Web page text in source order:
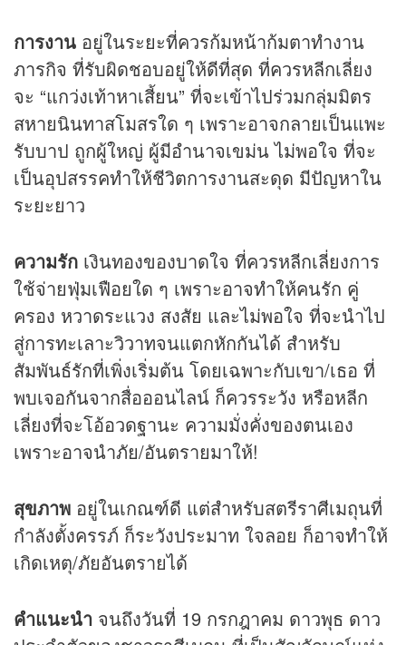
การงาน อยู่ในระยะที่ควรก้มหน้าก้มตาทำงาน
ภารกิจ ที่รับผิดชอบอยู่ให้ดีที่สุด ที่ควรหลีกเลี่ยง
จะ “แกว่งเท้าหาเสี้ยน” ที่จะเข้าไปร่วมกลุ่มมิตร
สหายนินทาสโมสรใด ๆ เพราะอาจกลายเป็นแพะ
รับบาป ถูกผู้ใหญ่ ผู้มีอำนาจเขม่น ไม่พอใจ ที่จะ
เป็นอุปสรรคทำให้ชีวิตการงานสะดุด มีปัญหาใน
ระยะยาว
ความรัก เงินทองของบาดใจ ที่ควรหลีกเลี่ยงการ
ใช้จ่ายฟุ่มเฟือยใด ๆ เพราะอาจทำให้คนรัก คู่
ครอง หวาดระแวง สงสัย และไม่พอใจ ที่จะนำไป
สู่การทะเลาะวิวาทจนแตกหักกันได้ สำหรับ
สัมพันธ์รักที่เพิ่งเริ่มต้น โดยเฉพาะกับเขา/เธอ ที่
พบเจอกันจากสื่อออนไลน์ ก็ควรระวัง หรือหลีก
เลี่ยงที่จะโอ้อวดฐานะ ความมั่งคั่งของตนเอง
เพราะอาจนำภัย/อันตรายมาให้!
สุขภาพ อยู่ในเกณฑ์ดี แต่สำหรับสตรีราศีเมถุนที่
กำลังตั้งครรภ์ ก็ระวังประมาท ใจลอย ก็อาจทำให้
เกิดเหตุ/ภัยอันตรายได้
คำแนะนำ จนถึงวันที่ 19 กรกฎาคม ดาวพุธ ดาว